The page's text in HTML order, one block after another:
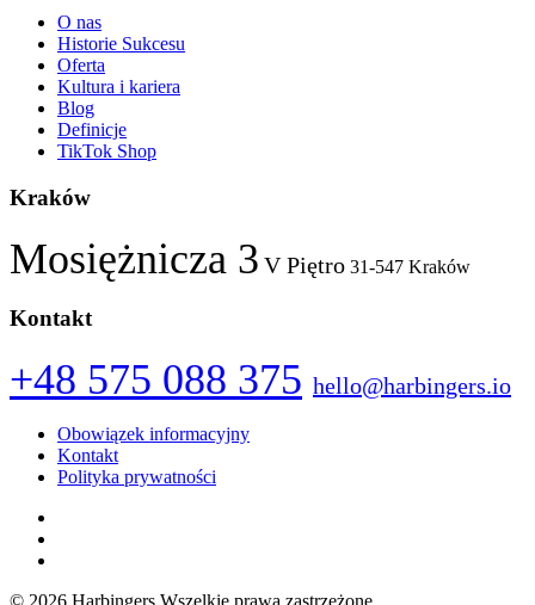
O nas
Historie Sukcesu
Oferta
Kultura i kariera
Blog
Definicje
TikTok Shop
Kraków
Mosiężnicza 3 V Piętro 31-547 Kraków
Kontakt
+48 575 088 375 hello@harbingers.io
Obowiązek informacyjny
Kontakt
Polityka prywatności
© 2026 Harbingers Wszelkie prawa zastrzeżone.